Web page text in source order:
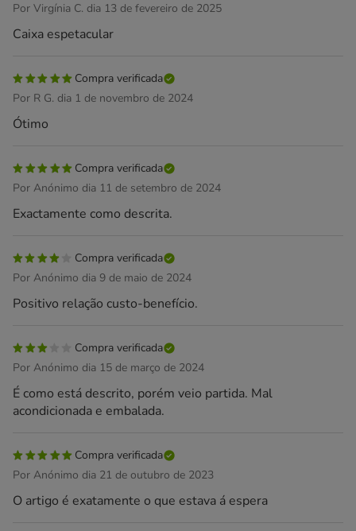
Por Virgínia C. dia 13 de fevereiro de 2025
Caixa espetacular
Compra verificada
Por R G. dia 1 de novembro de 2024
Ótimo
Compra verificada
Por Anónimo dia 11 de setembro de 2024
Exactamente como descrita.
Compra verificada
Por Anónimo dia 9 de maio de 2024
Positivo relação custo-benefício.
Compra verificada
Por Anónimo dia 15 de março de 2024
É como está descrito, porém veio partida. Mal
acondicionada e embalada.
Compra verificada
Por Anónimo dia 21 de outubro de 2023
O artigo é exatamente o que estava á espera